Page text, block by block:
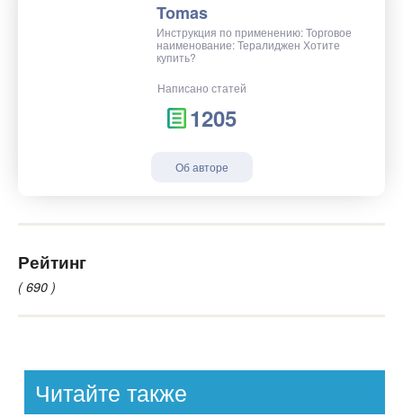
Tomas
Инструкция по применению: Торговое
наименование: Тералиджен Хотите
купить?
Написано статей
1205
Об авторе
Рейтинг
( 690 )
Читайте также